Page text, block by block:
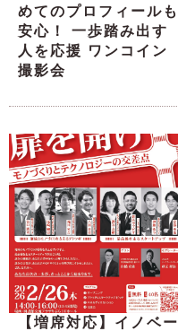
めてのプロフィールも
安心！ 一歩踏み出す
人を応援 ワンコイン
撮影会
【増席対応】イノベー